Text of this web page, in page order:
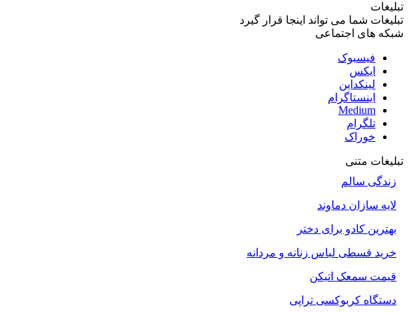
تبلیغات
تبلیغات شما می تواند اینجا قرار گیرد
شبکه های اجتماعی
فیسبوک
ایکس
لینکداین
اینستاگرام
Medium
تلگرام
خوراک
تبلیغات متنی
زندگی سالم
لایه سازان دماوند
بهترین کادو برای دختر
خرید قسطی لباس زنانه و مردانه
قیمت سمعک اتیکن
دستگاه کربوکسی تراپی